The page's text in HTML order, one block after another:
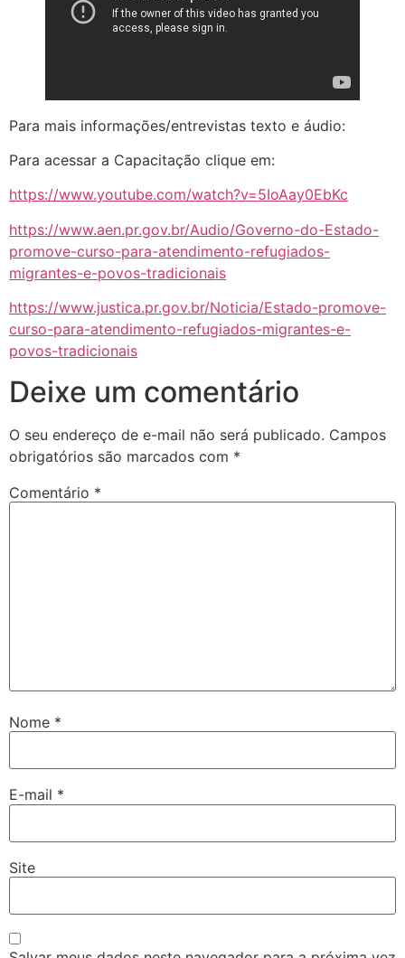
Para mais informações/entrevistas texto e áudio:
Para acessar a Capacitação clique em:
https://www.youtube.com/watch?v=5IoAay0EbKc
https://www.aen.pr.gov.br/Audio/Governo-do-Estado-
promove-curso-para-atendimento-refugiados-
migrantes-e-povos-tradicionais
https://www.justica.pr.gov.br/Noticia/Estado-promove-
curso-para-atendimento-refugiados-migrantes-e-
povos-tradicionais
Deixe um comentário
O seu endereço de e-mail não será publicado. Campos
obrigatórios são marcados com *
Comentário *
Nome *
E-mail *
Site